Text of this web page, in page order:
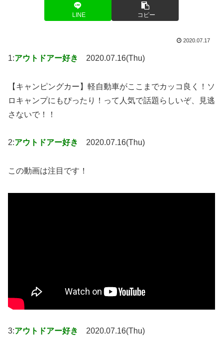
LINE コピー
2020.07.17
1:アウトドアー好き 2020.07.16(Thu)
【キャンピングカー】軽自動車がここまでカッコ良く！ソ
ロキャンプにもぴったり！って人気で話題らしいぞ、見逃
さないで！！
2:アウトドアー好き 2020.07.16(Thu)
この動画は注目です！
3:アウトドアー好き 2020.07.16(Thu)